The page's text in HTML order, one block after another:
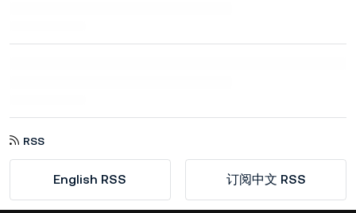
RSS
English RSS 订阅中文 RSS